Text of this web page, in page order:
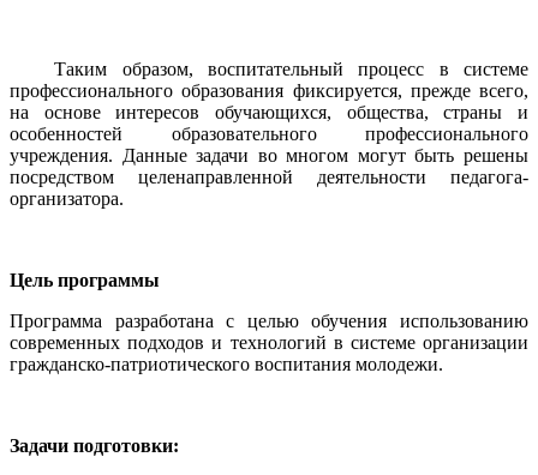
Таким образом, воспитательный процесс в системе
профессионального образования фиксируется, прежде всего,
на основе интересов обучающихся, общества, страны и
особенностей образовательного профессионального
учреждения. Данные задачи во многом могут быть решены
посредством целенаправленной деятельности педагога-
организатора.
Цель программы
Программа разработана с целью обучения использованию
современных подходов и технологий в системе организации
гражданско-патриотического воспитания молодежи.
Задачи подготовки: